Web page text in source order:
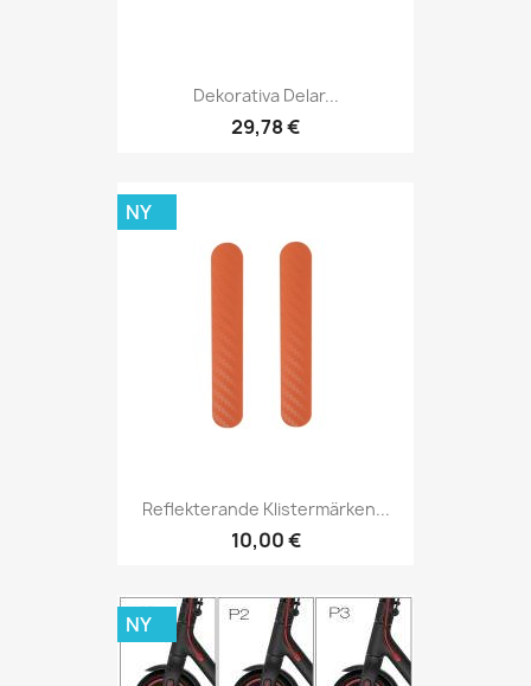
Dekorativa Delar...
29,78 €
Reflekterande Klistermärken...
10,00 €
NY
NY